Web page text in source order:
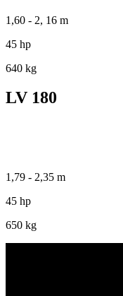
1,60 - 2, 16 m
45 hp
640 kg
LV 180
1,79 - 2,35 m
45 hp
650 kg